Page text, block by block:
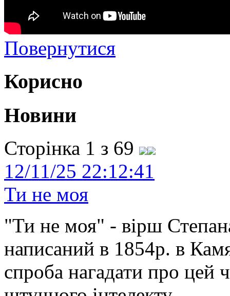
Повернутися
Корисно
Новини
Сторінка 1 з 69
12/11/25 22:12:41
Ти не моя
"Ти не моя" - вірш
написаний в 1854р. в
спроба нагадати про цей